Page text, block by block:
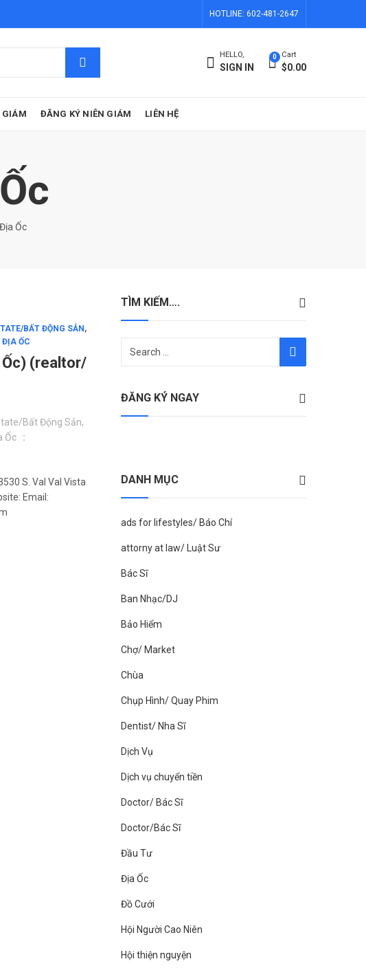
HOTLINE: 602-481-2647
HELLO,
SIGN IN
0 Cart
$0.00
GIÁM ĐĂNG KÝ NIÊN GIÁM LIÊN HỆ
Ốc
BẤT ĐỘNG SẢN,
ĐỊA ỐC
Ốc) (realtor/
Bất Động Sản,
Ốc
S. Val Val Vista
Email:
TÌM KIẾM….
ĐĂNG KÝ NGAY
DANH MỤC
ads for lifestyles/ Báo Chí
attorny at law/ Luật Sư
Bác Sĩ
Ban Nhạc/DJ
Bảo Hiểm
Chợ/ Market
Chùa
Chụp Hình/ Quay Phim
Dentist/ Nha Sĩ
Dịch Vụ
Dịch vụ chuyển tiền
Doctor/ Bác Sĩ
Doctor/Bác Sĩ
Đầu Tư
Địa Ốc
Đồ Cưới
Hội Người Cao Niên
Hội thiện nguyện